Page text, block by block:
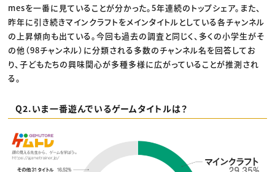
mesを一番に見ていることが分かった。5年連続のトップシェア。また、
昨年に引き続きマインクラフトをメインタイトルとしている各チャンネル
の上昇傾向も出ている。今回も過去の調査と同じく、多くの小学生がそ
の他（98チャンネル）に分類される多数のチャンネル名を回答してお
り、子どもたちの興味関心が多種多様に広がっていることが推測され
る。
Q2.いま一番遊んでいるゲームタイトルは？